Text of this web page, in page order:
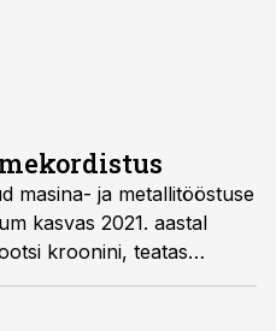
masina- ja metallitööstuse
kasvas 2021. aastal
kroonini, teatas
seejuures 17